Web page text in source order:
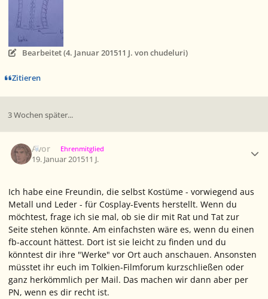
Bearbeitet (4. Januar 201511 J. von chudeluri)
Zitieren
3 Wochen später...
Avor Ehrenmitglied
19. Januar 201511 J.
Ich habe eine Freundin, die selbst Kostüme - vorwiegend aus
Metall und Leder - für Cosplay-Events herstellt. Wenn du
möchtest, frage ich sie mal, ob sie dir mit Rat und Tat zur
Seite stehen könnte. Am einfachsten wäre es, wenn du einen
fb-account hättest. Dort ist sie leicht zu finden und du
könntest dir ihre "Werke" vor Ort auch anschauen. Ansonsten
müsstet ihr euch im Tolkien-Filmforum kurzschließen oder
ganz herkömmlich per Mail. Das machen wir dann aber per
PN, wenn es dir recht ist.